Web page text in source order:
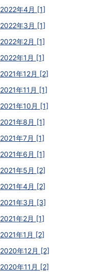
2022年4月 [1]
2022年3月 [1]
2022年2月 [1]
2022年1月 [1]
2021年12月 [2]
2021年11月 [1]
2021年10月 [1]
2021年8月 [1]
2021年7月 [1]
2021年6月 [1]
2021年5月 [2]
2021年4月 [2]
2021年3月 [3]
2021年2月 [1]
2021年1月 [2]
2020年12月 [2]
2020年11月 [2]